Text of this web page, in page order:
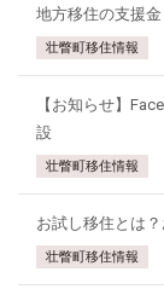
地方移住の支援
壮瞥町移住情報
【お知らせ】
設
壮瞥町移住情報
お試し移住とは
壮瞥町移住情報